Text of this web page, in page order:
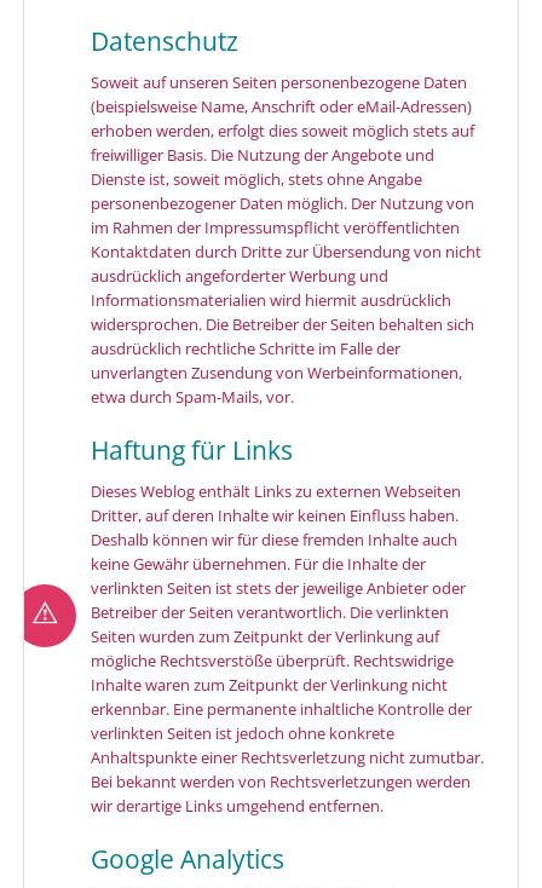
Datenschutz
Soweit auf unseren Seiten personenbezogene Daten
(beispielsweise Name, Anschrift oder eMail-Adressen)
erhoben werden, erfolgt dies soweit möglich stets auf
freiwilliger Basis. Die Nutzung der Angebote und
Dienste ist, soweit möglich, stets ohne Angabe
personenbezogener Daten möglich. Der Nutzung von
im Rahmen der Impressumspflicht veröffentlichten
Kontaktdaten durch Dritte zur Übersendung von nicht
ausdrücklich angeforderter Werbung und
Informationsmaterialien wird hiermit ausdrücklich
widersprochen. Die Betreiber der Seiten behalten sich
ausdrücklich rechtliche Schritte im Falle der
unverlangten Zusendung von Werbeinformationen,
etwa durch Spam-Mails, vor.
Haftung für Links
Dieses Weblog enthält Links zu externen Webseiten
Dritter, auf deren Inhalte wir keinen Einfluss haben.
Deshalb können wir für diese fremden Inhalte auch
keine Gewähr übernehmen. Für die Inhalte der
verlinkten Seiten ist stets der jeweilige Anbieter oder
Betreiber der Seiten verantwortlich. Die verlinkten
Seiten wurden zum Zeitpunkt der Verlinkung auf
mögliche Rechtsverstöße überprüft. Rechtswidrige
Inhalte waren zum Zeitpunkt der Verlinkung nicht
erkennbar. Eine permanente inhaltliche Kontrolle der
verlinkten Seiten ist jedoch ohne konkrete
Anhaltspunkte einer Rechtsverletzung nicht zumutbar.
Bei bekannt werden von Rechtsverletzungen werden
wir derartige Links umgehend entfernen.
Google Analytics